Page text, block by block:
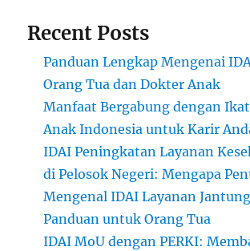
Recent Posts
Panduan Lengkap Mengenai
Orang Tua dan Dokter Anak
Manfaat Bergabung dengan
Anak Indonesia untuk Karir
IDAI Peningkatan Layanan
di Pelosok Negeri: Mengapa
Mengenal IDAI Layanan
Panduan untuk Orang Tua
IDAI MoU dengan PERKI: